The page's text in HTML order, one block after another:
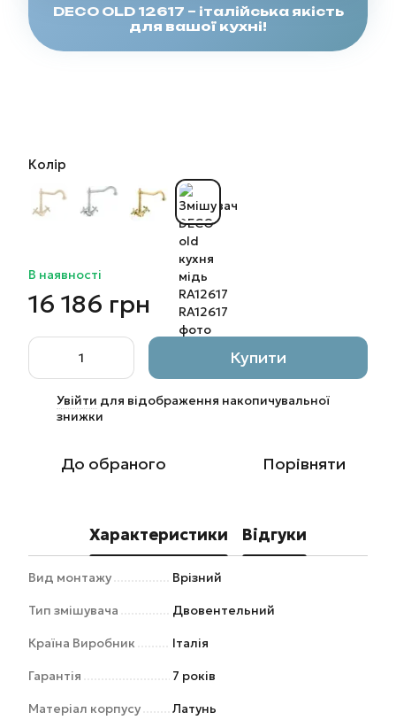
DECO OLD 12617 – італійська якість
для вашої кухні!
Колір
В наявності
16 186 грн
Купити
Увійти для відображення накопичувальної
знижки
До обраного Порівняти
Характеристики Відгуки
Вид монтажу Врізний
Тип змішувача Двовентельний
Країна Виробник Італія
Гарантія 7 років
Матеріал корпусу Латунь